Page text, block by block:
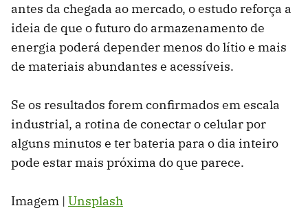
antes da chegada ao mercado, o estudo reforça a
ideia de que o futuro do armazenamento de
energia poderá depender menos do lítio e mais
de materiais abundantes e acessíveis.
Se os resultados forem confirmados em escala
industrial, a rotina de conectar o celular por
alguns minutos e ter bateria para o dia inteiro
pode estar mais próxima do que parece.
Imagem | Unsplash